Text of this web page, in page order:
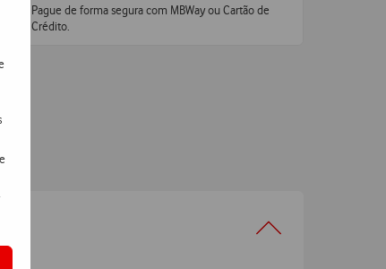
Pague de forma segura com MBWay ou Cartão de
Crédito.